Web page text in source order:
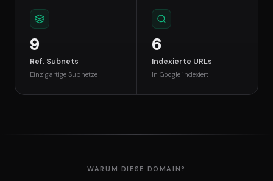
9
Ref. Subnets
Einzigartige Subnetze
6
Indexierte URLs
In Google indexiert
WARUM DIESE DOMAIN?